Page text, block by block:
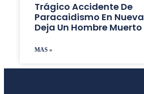
Trágico Accidente De
Paracaidismo En
Deja Un Hombre Muerto
MAS »